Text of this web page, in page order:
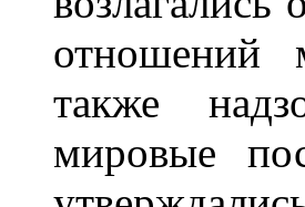
отношений
также
мировые